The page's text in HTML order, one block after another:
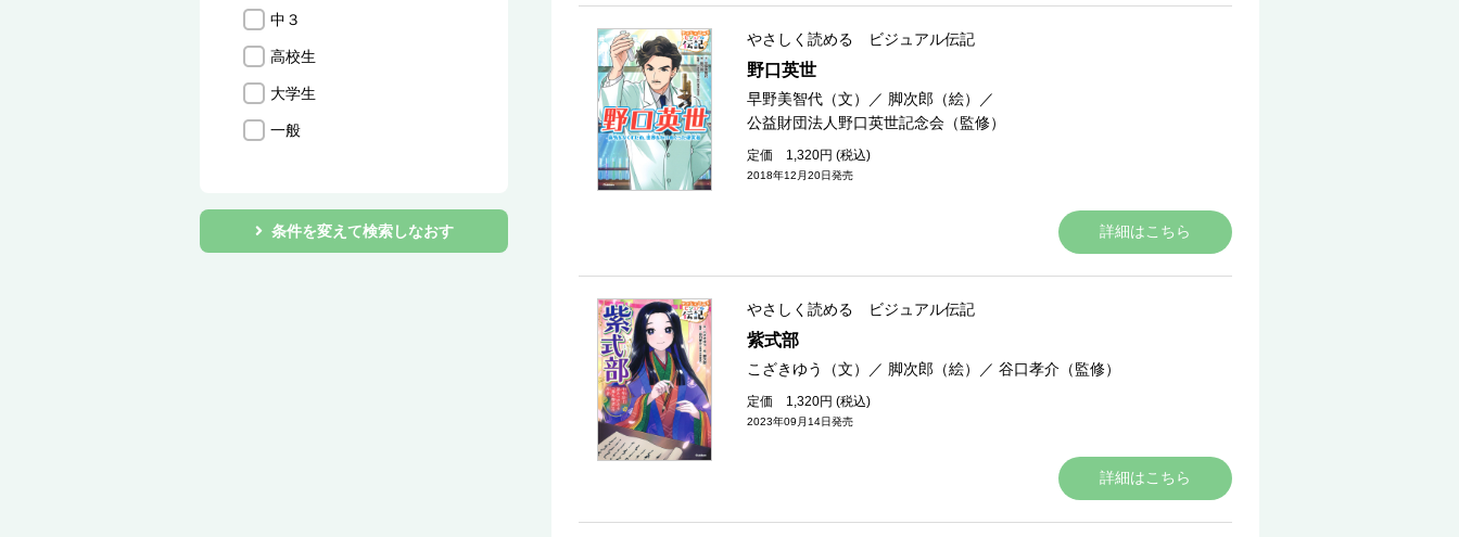
中３
高校生
大学生
一般
条件を変えて検索しなおす
やさしく読める ビジュアル伝記
野口英世
早野美智代（文） ／ 脚次郎（絵）
／
公益財団法人野口英世記念会（監修）
定価 1,320円 (税込)
2018年12月20日発売
詳細はこちら
やさしく読める ビジュアル伝記
紫式部
こざきゆう（文） ／ 脚次郎（絵） ／ 谷口孝介（監修）
定価 1,320円 (税込)
2023年09月14日発売
詳細はこちら